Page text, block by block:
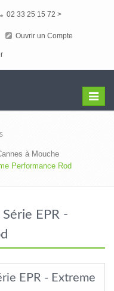
02 33 25 15 72 >
Ouvrir un Compte
Menu
à Mouche
Performance Rod
EPR -
EPR - Extreme